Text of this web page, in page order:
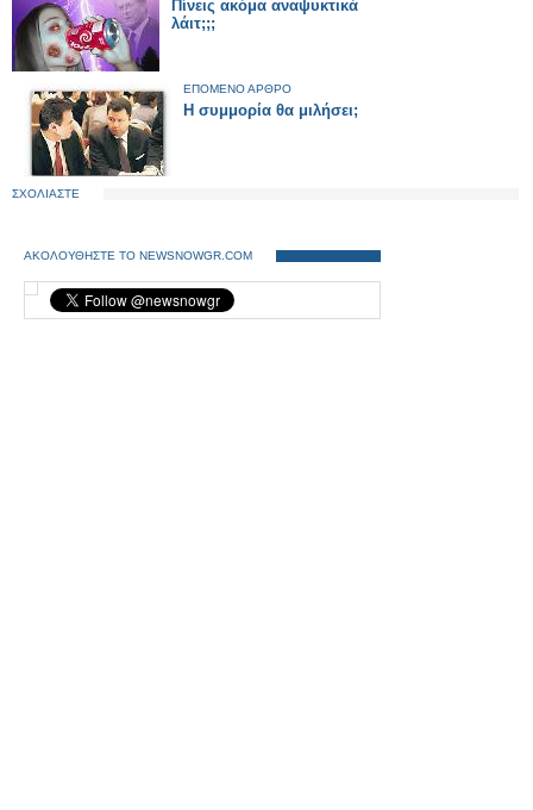
Πίνεις ακόμα αναψυκτικά
λάιτ;;;
ΕΠΟΜΕΝΟ ΑΡΘΡΟ
Η συμμορία θα μιλήσει;
ΣΧΟΛΙΑΣΤΕ
ΑΚΟΛΟΥΘΗΣΤΕ ΤΟ NEWSNOWGR.COM